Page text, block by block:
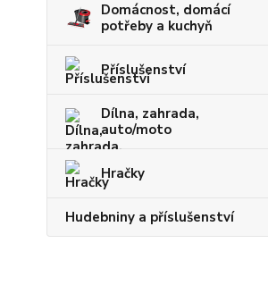
Domácnost, domácí
potřeby a kuchyň
Příslušenství
Dílna, zahrada,
auto/moto
Hračky
Hudebniny a příslušenství